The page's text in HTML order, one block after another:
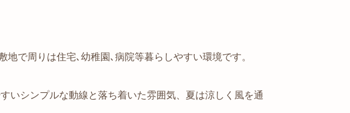
地で周りは住宅､幼稚園､病院等暮らしやすい環境です。
いシンプルな動線と落ち着いた雰囲気、夏は涼しく風を通